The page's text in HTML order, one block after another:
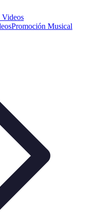
Videos
Promoción Musical